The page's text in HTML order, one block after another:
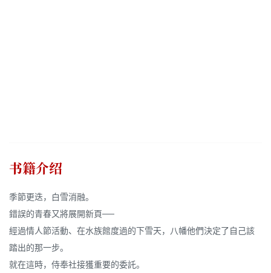
书籍介绍
季節更迭，白雪消融。
錯誤的青春又將展開新頁──
經過情人節活動、在水族館度過的下雪天，八幡他們決定了自己該
踏出的那一步。
就在這時，侍奉社接獲重要的委託。